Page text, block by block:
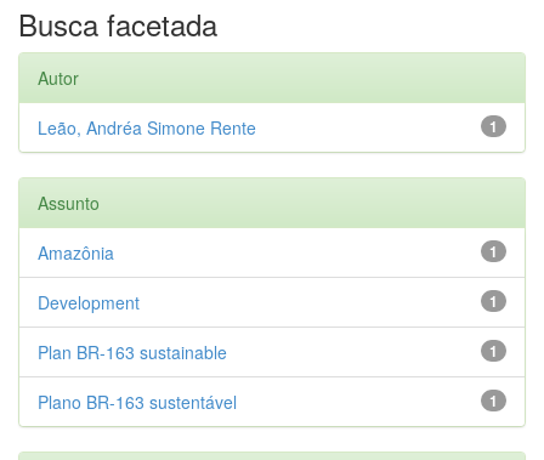
Busca facetada
Autor
1
Leão, Andréa Simone Rente
Assunto
1
Amazônia
1
Development
1
Plan BR-163 sustainable
1
Plano BR-163 sustentável